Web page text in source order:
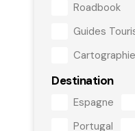
Roadbook
Guides
Destination
Espagne
Portugal